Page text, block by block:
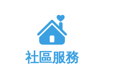
社區服務